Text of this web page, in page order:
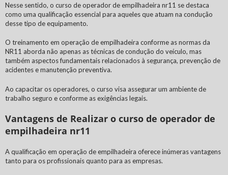
Nesse sentido, o curso de operador de empilhadeira nr11 se destaca
como uma qualificação essencial para aqueles que atuam na condução
desse tipo de equipamento.
O treinamento em operação de empilhadeira conforme as normas da
NR11 aborda não apenas as técnicas de condução do veículo, mas
também aspectos fundamentais relacionados à segurança, prevenção de
acidentes e manutenção preventiva.
Ao capacitar os operadores, o curso visa assegurar um ambiente de
trabalho seguro e conforme as exigências legais.
Vantagens de Realizar o curso de operador de
empilhadeira nr11
A qualificação em operação de empilhadeira oferece inúmeras vantagens
tanto para os profissionais quanto para as empresas.